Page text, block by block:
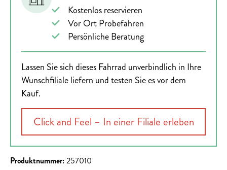
Kostenlos reservieren
Vor Ort Probefahren
Persönliche Beratung
Lassen Sie sich dieses Fahrrad unverbindlich in Ihre
Wunschfiliale liefern und testen Sie es vor dem
Kauf.
Click and Feel – In einer Filiale erleben
Produktnummer:257010